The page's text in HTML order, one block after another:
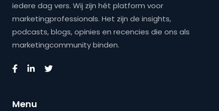
iedere dag vers. Wij zijn hét platform voor
marketingprofessionals. Het zijn de insights,
podcasts, blogs, opinies en recencies die ons als
marketingcommunity binden.
Menu